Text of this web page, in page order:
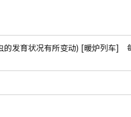
发育状况有所变动) [暖炉列车]